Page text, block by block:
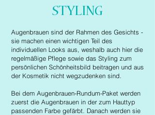
Augenbrauen sind der Rahmen des Gesichts -
sie machen einen wichtigen Teil des
individuellen Looks aus, weshalb auch hier die
regelmäßige Pflege sowie das Styling zum
persönlichen Schönheitsbild beitragen und aus
der Kosmetik nicht wegzudenken sind.
Bei dem Augenbrauen-Rundum-Paket werden
zuerst die Augenbrauen in der zum Hauttyp
passenden Farbe gefärbt. Danach werden sie
STYLING